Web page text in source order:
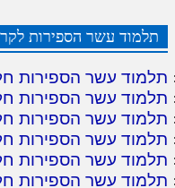
תלמוד עשר הספירות
תלמוד עשר הספירות
תלמוד עשר הספירות
תלמוד עשר הספירות
תלמוד עשר הספירות
תלמוד עשר הספירות
תלמוד עשר הספירות